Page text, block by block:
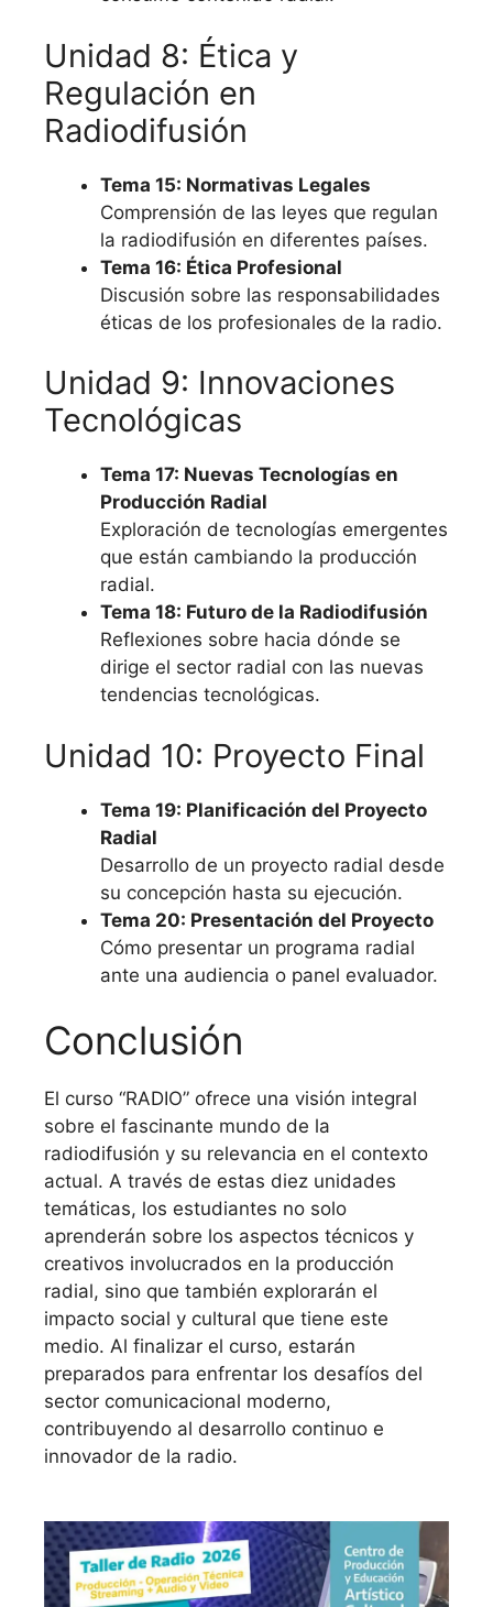
Unidad 8: Ética y
Regulación en
Radiodifusión
Tema 15: Normativas Legales
Comprensión de las leyes que regulan
la radiodifusión en diferentes países.
Tema 16: Ética Profesional
Discusión sobre las responsabilidades
éticas de los profesionales de la radio.
Unidad 9: Innovaciones
Tecnológicas
Tema 17: Nuevas Tecnologías en
Producción Radial
Exploración de tecnologías emergentes
que están cambiando la producción
radial.
Tema 18: Futuro de la Radiodifusión
Reflexiones sobre hacia dónde se
dirige el sector radial con las nuevas
tendencias tecnológicas.
Unidad 10: Proyecto Final
Tema 19: Planificación del Proyecto
Radial
Desarrollo de un proyecto radial desde
su concepción hasta su ejecución.
Tema 20: Presentación del Proyecto
Cómo presentar un programa radial
ante una audiencia o panel evaluador.
Conclusión
El curso “RADIO” ofrece una visión integral
sobre el fascinante mundo de la
radiodifusión y su relevancia en el contexto
actual. A través de estas diez unidades
temáticas, los estudiantes no solo
aprenderán sobre los aspectos técnicos y
creativos involucrados en la producción
radial, sino que también explorarán el
impacto social y cultural que tiene este
medio. Al finalizar el curso, estarán
preparados para enfrentar los desafíos del
sector comunicacional moderno,
contribuyendo al desarrollo continuo e
innovador de la radio.